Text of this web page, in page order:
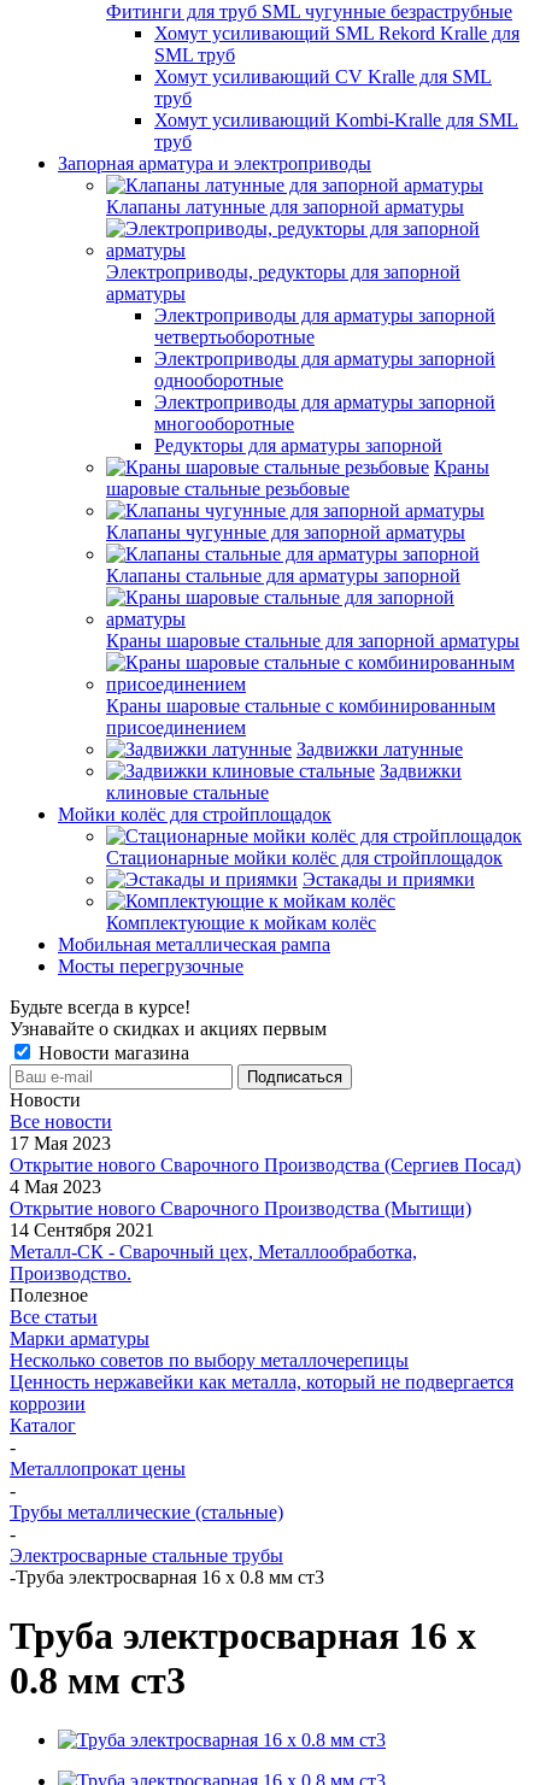
Фитинги для труб SML чугунные безраструбные
Хомут усиливающий SML Rekord Kralle для
SML труб
Хомут усиливающий CV Kralle для SML
труб
Хомут усиливающий Kombi-Kralle для SML
труб
Запорная арматура и электроприводы
Клапаны латунные для запорной арматуры
Электроприводы, редукторы для запорной
арматуры
Электроприводы для арматуры запорной
четвертьоборотные
Электроприводы для арматуры запорной
однооборотные
Электроприводы для арматуры запорной
многооборотные
Редукторы для арматуры запорной
Краны
шаровые стальные резьбовые
Клапаны чугунные для запорной арматуры
Клапаны стальные для арматуры запорной
Краны шаровые стальные для запорной арматуры
Краны шаровые стальные с комбинированным
присоединением
Задвижки латунные
Задвижки
клиновые стальные
Мойки колёс для стройплощадок
Стационарные мойки колёс для стройплощадок
Эстакады и приямки
Комплектующие к мойкам колёс
Мобильная металлическая рампа
Мосты перегрузочные
Будьте всегда в курсе!
Узнавайте о скидках и акциях первым
Новости магазина
Новости
Все новости
17 Мая 2023
Открытие нового Сварочного Производства (Сергиев Посад)
4 Мая 2023
Открытие нового Сварочного Производства (Мытищи)
14 Сентября 2021
Металл-СК - Сварочный цех, Металлообработка,
Производство.
Полезное
Все статьи
Марки арматуры
Несколько советов по выбору металлочерепицы
Ценность нержавейки как металла, который не подвергается
коррозии
Каталог
-
Металлопрокат цены
-
Трубы металлические (стальные)
-
Электросварные стальные трубы
-Труба электросварная 16 x 0.8 мм ст3
Труба электросварная 16 x
0.8 мм ст3